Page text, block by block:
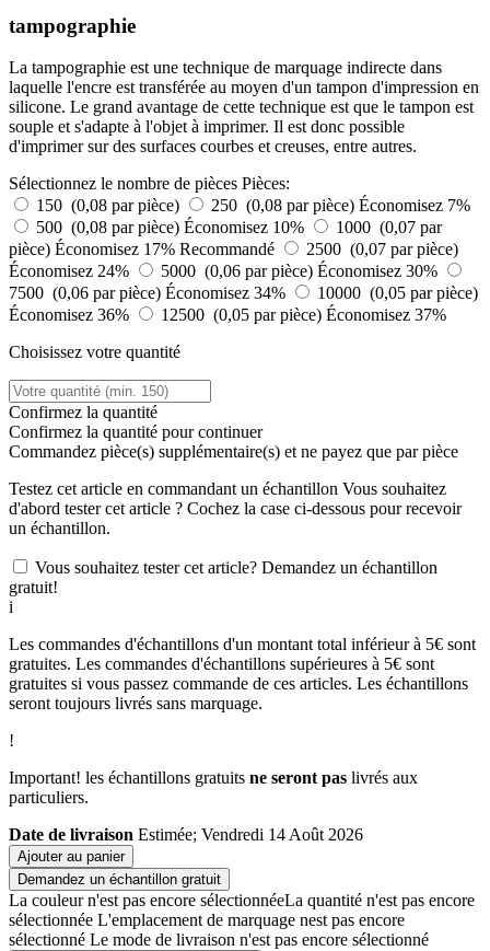
tampographie
La tampographie est une technique de marquage indirecte dans
laquelle l'encre est transférée au moyen d'un tampon d'impression en
silicone. Le grand avantage de cette technique est que le tampon est
souple et s'adapte à l'objet à imprimer. Il est donc possible
d'imprimer sur des surfaces courbes et creuses, entre autres.
Sélectionnez le nombre de pièces Pièces:
150 (0,08 par pièce)
250 (0,08 par pièce) Économisez 7%
500 (0,08 par pièce) Économisez 10%
1000 (0,07 par
pièce) Économisez 17% Recommandé
2500 (0,07 par pièce)
Économisez 24%
5000 (0,06 par pièce) Économisez 30%
7500 (0,06 par pièce) Économisez 34%
10000 (0,05 par pièce)
Économisez 36%
12500 (0,05 par pièce) Économisez 37%
Choisissez votre quantité
Confirmez la quantité
Confirmez la quantité pour continuer
Commandez pièce(s) supplémentaire(s) et ne payez que par pièce
Testez cet article en commandant un échantillon Vous souhaitez
d'abord tester cet article ? Cochez la case ci-dessous pour recevoir
un échantillon.
Vous souhaitez tester cet article? Demandez un échantillon
gratuit!
i
Les commandes d'échantillons d'un montant total inférieur à 5€ sont
gratuites. Les commandes d'échantillons supérieures à 5€ sont
gratuites si vous passez commande de ces articles. Les échantillons
seront toujours livrés sans marquage.
!
Important! les échantillons gratuits ne seront pas livrés aux
particuliers.
Date de livraison Estimée; Vendredi 14 Août 2026
Ajouter au panier
Demandez un échantillon gratuit
La couleur n'est pas encore sélectionnéeLa quantité n'est pas encore
sélectionnée L'emplacement de marquage nest pas encore
sélectionné Le mode de livraison n'est pas encore sélectionné